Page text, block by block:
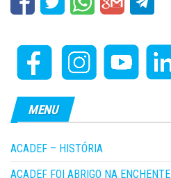
MENU
ACADEF – HISTÓRIA
ACADEF FOI ABRIGO NA ENCHENTE